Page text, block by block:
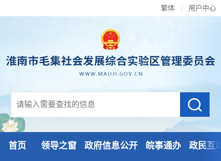
繁体 用户中心
首页 领导之窗 政府信息公开 皖事通办 政民互